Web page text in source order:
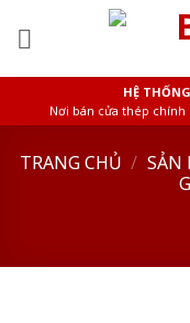
HỆ
Nơi bán cửa thép chính
TRANG CHỦ / SẢN